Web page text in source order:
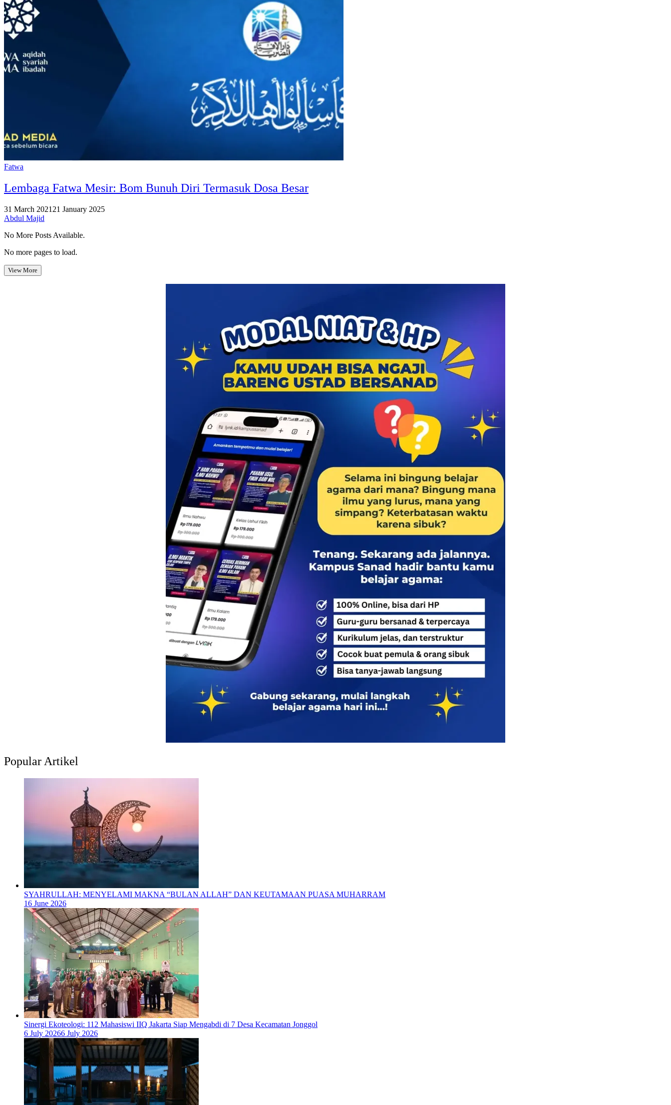
Fatwa
Lembaga Fatwa Mesir: Bom Bunuh Diri Termasuk Dosa Besar
31 March 2021 21 January 2025
Abdul Majid
No More Posts Available.
No more pages to load.
View More
Popular Artikel
SYAHRULLAH: MENYELAMI MAKNA “BULAN ALLAH” DAN KEUTAMAAN PUASA MUHARRAM
16 June 2026
‎Sinergi Ekoteologi: 112 Mahasiswi IIQ Jakarta Siap Mengabdi di 7 Desa Kecamatan Jonggol
6 July 20266 July 2026